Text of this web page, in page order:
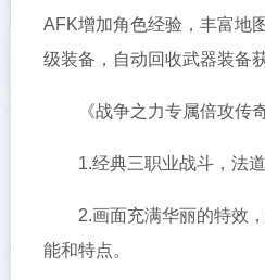
AFK增加角色经验，丰富地
级装备，自动回收武器装备
《战争之力专属倍攻传
1.经典三职业战斗，法
2.画面充满华丽的特效
能和特点。